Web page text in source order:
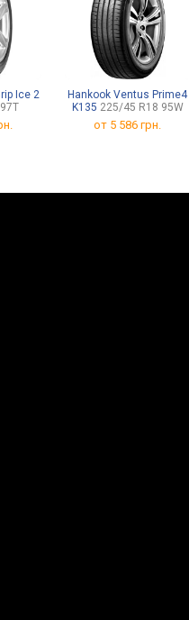
Ice 2
Hankook Ventus Prime4
K135 225/45 R18 95W
от 5 586 грн.